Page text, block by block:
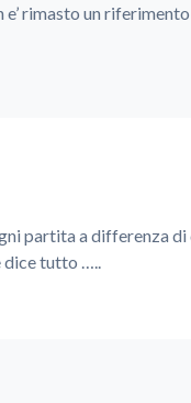
e’ rimasto un
partita a differenza di
tutto …..